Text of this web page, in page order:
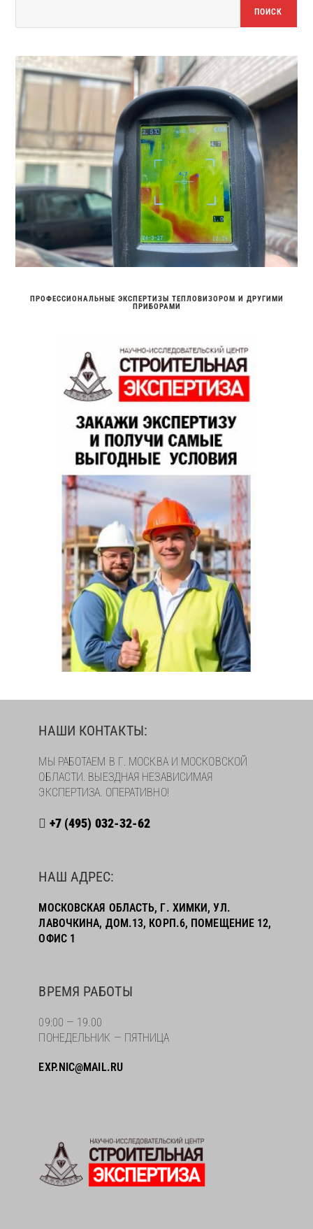
ПОИСК
ПРОФЕССИОНАЛЬНЫЕ ЭКСПЕРТИЗЫ ТЕПЛОВИЗОРОМ И ДРУГИМИ
ПРИБОРАМИ
НАШИ КОНТАКТЫ:
МЫ РАБОТАЕМ В Г. МОСКВА И МОСКОВСКОЙ
ОБЛАСТИ. ВЫЕЗДНАЯ НЕЗАВИСИМАЯ
ЭКСПЕРТИЗА. ОПЕРАТИВНО!
+7 (495) 032-32-62
НАШ АДРЕС:
МОСКОВСКАЯ ОБЛАСТЬ, Г. ХИМКИ, УЛ.
ЛАВОЧКИНА, ДОМ.13, КОРП.6, ПОМЕЩЕНИЕ 12,
ОФИС 1
ВРЕМЯ РАБОТЫ
09:00 — 19.00
ПОНЕДЕЛЬНИК — ПЯТНИЦА
EXP.NIC@MAIL.RU